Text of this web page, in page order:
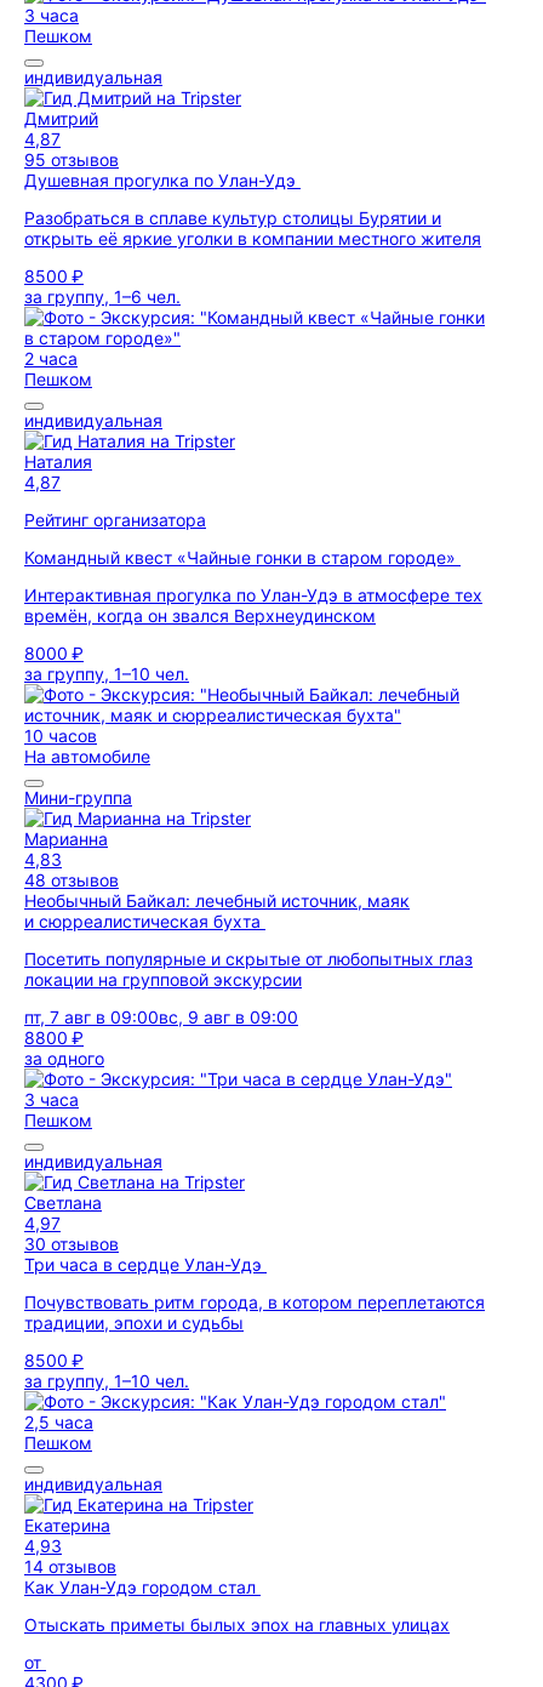
3 часа
Пешком
индивидуальная
Дмитрий
4,87
95 отзывов
Душевная прогулка по Улан-Удэ
Разобраться в сплаве культур столицы Бурятии и
открыть её яркие уголки в компании местного жителя
8500 ₽
за группу, 1–6 чел.
2 часа
Пешком
индивидуальная
Наталия
4,87
Рейтинг организатора
Командный квест «Чайные гонки в старом городе»
Интерактивная прогулка по Улан-Удэ в атмосфере тех
времён, когда он звался Верхнеудинском
8000 ₽
за группу, 1–10 чел.
10 часов
На автомобиле
Мини-группа
Марианна
4,83
48 отзывов
Необычный Байкал: лечебный источник, маяк
и сюрреалистическая бухта
Посетить популярные и скрытые от любопытных глаз
локации на групповой экскурсии
пт, 7 авг в 09:00вс, 9 авг в 09:00
8800 ₽
за одного
3 часа
Пешком
индивидуальная
Светлана
4,97
30 отзывов
Три часа в сердце Улан-Удэ
Почувствовать ритм города, в котором переплетаются
традиции, эпохи и судьбы
8500 ₽
за группу, 1–10 чел.
2,5 часа
Пешком
индивидуальная
Екатерина
4,93
14 отзывов
Как Улан-Удэ городом стал
Отыскать приметы былых эпох на главных улицах
от
4300 ₽